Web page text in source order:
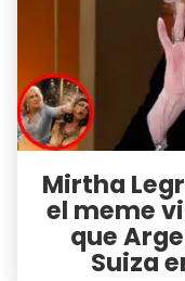
Mirtha
el meme
que
Suiza